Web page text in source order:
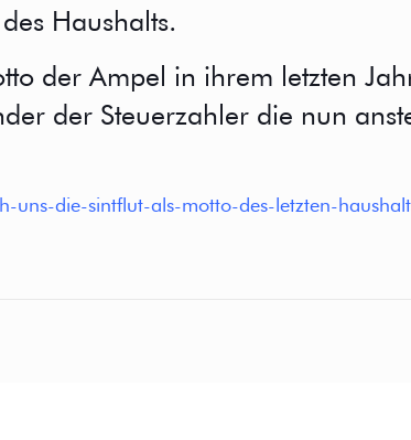
Haushalts.
der Ampel in ihrem letzten
der Steuerzahler die nun
die-sintflut-als-motto-des-letzten-